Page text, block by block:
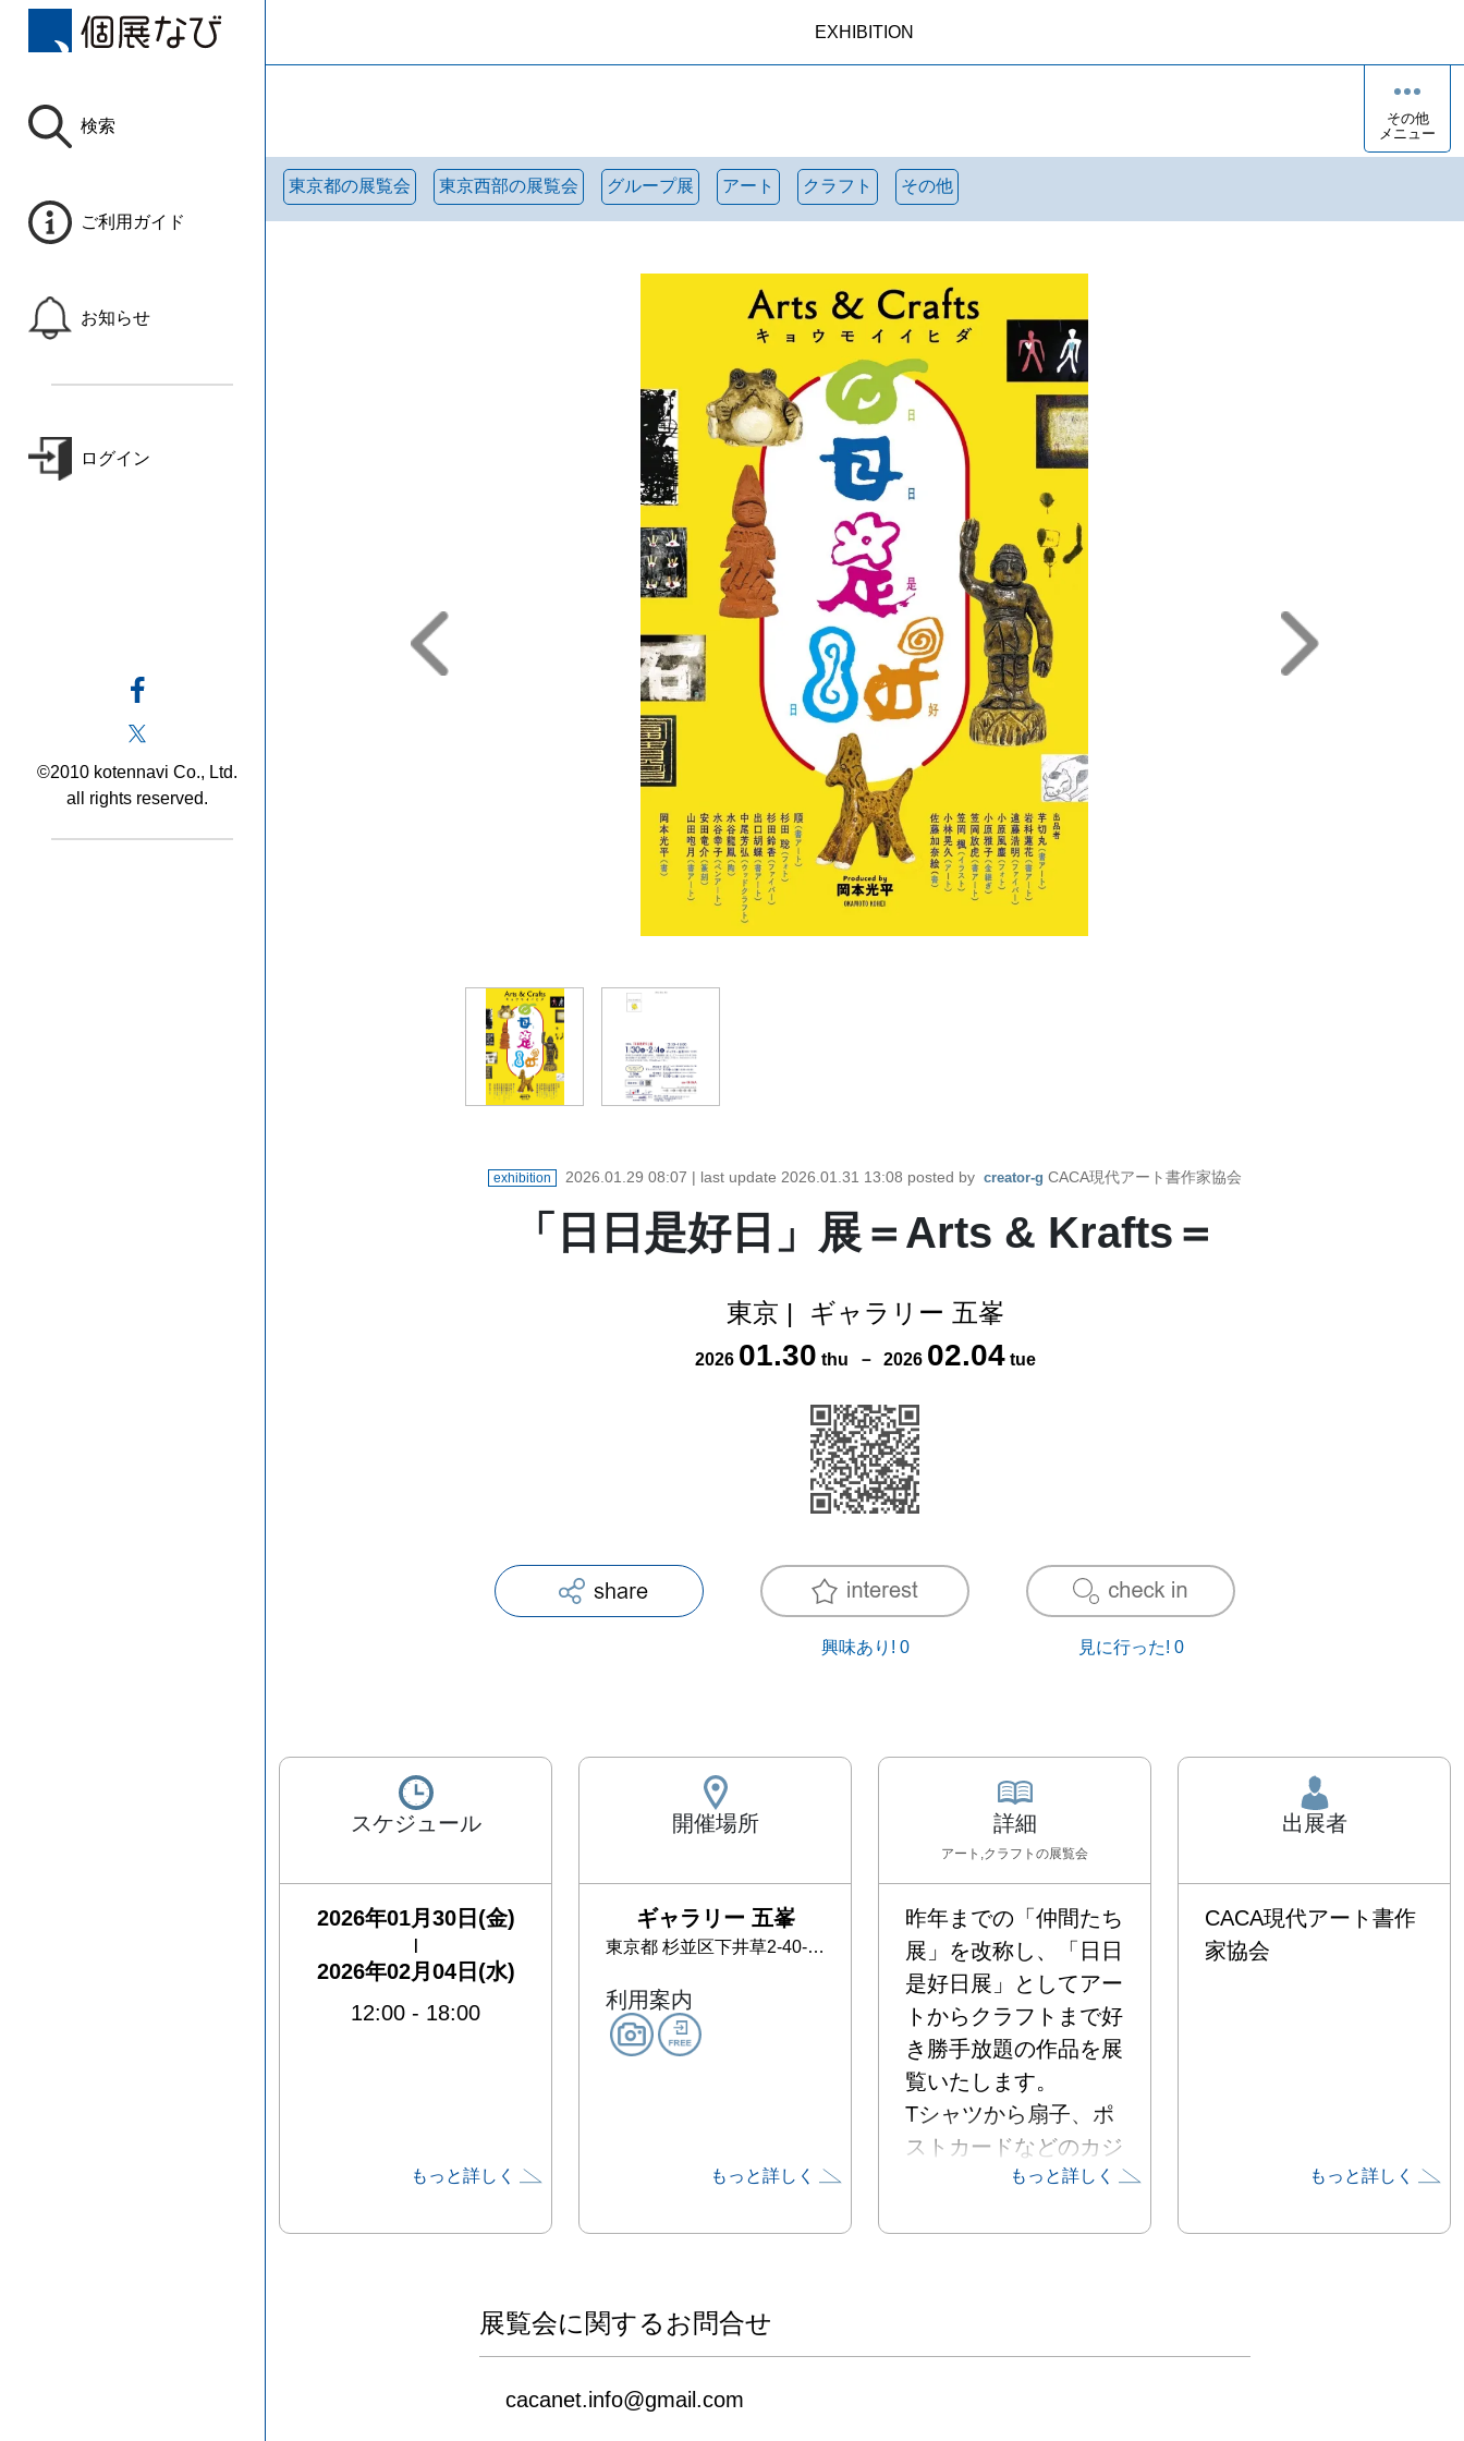
検索
ご利用ガイド
お知らせ
ログイン
©2010 kotennavi Co., Ltd.
all rights reserved.
EXHIBITION
その他
メニュー
東京都の展覧会 東京西部の展覧会 グループ展 アート クラフト その他
exhibition 2026.01.29 08:07 | last update 2026.01.31 13:08 posted by creator-g CACA現代アート書作家協会
「日日是好日」展＝Arts & Krafts＝
東京 | ギャラリー 五峯
2026 01.30 thu － 2026 02.04 tue
興味あり! 0 見に行った! 0
スケジュール
2026年01月30日(金)
2026年02月04日(水)
12:00 - 18:00
もっと詳しく
開催場所
ギャラリー 五峯
東京都 杉並区下井草2-40-16 2F
利用案内
もっと詳しく
詳細
アート,クラフト の展覧会
昨年までの「仲間たち
展」を改称し、「日日
是好日展」としてアー
トからクラフトまで好
き勝手放題の作品を展
覧いたします。
Tシャツから扇子、ポ
ストカードなどのカジ
ュアルなグッズもとり
もっと詳しく
出展者
CACA現代アート書作
家協会
もっと詳しく
展覧会に関するお問合せ
cacanet.info@gmail.com